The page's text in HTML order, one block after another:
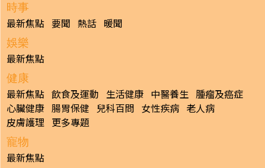
時事
最新焦點 要聞 熱話 暖聞
娛樂
最新焦點
健康
最新焦點 飲食及運動 生活健康 中醫養生 腫瘤及癌症
心臟健康 腸胃保健 兒科百問 女性疾病 老人病
皮膚護理 更多專題
寵物
最新焦點